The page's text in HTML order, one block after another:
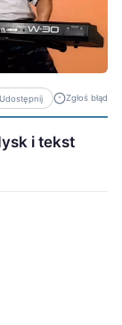
Udostępnij Zgłoś błąd
i tekst